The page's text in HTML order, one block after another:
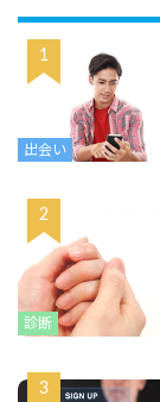
出会い
診断